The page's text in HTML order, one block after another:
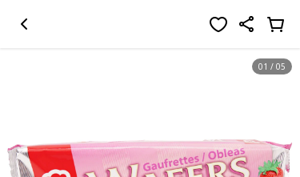
01 / 05